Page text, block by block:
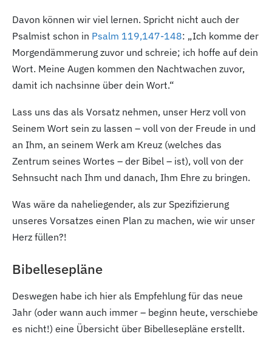
Davon können wir viel lernen. Spricht nicht auch der
Psalmist schon in Psalm 119,147-148: „Ich komme der
Morgendämmerung zuvor und schreie; ich hoffe auf dein
Wort. Meine Augen kommen den Nachtwachen zuvor,
damit ich nachsinne über dein Wort.“
Lass uns das als Vorsatz nehmen, unser Herz voll von
Seinem Wort sein zu lassen – voll von der Freude in und
an Ihm, an seinem Werk am Kreuz (welches das
Zentrum seines Wortes – der Bibel – ist), voll von der
Sehnsucht nach Ihm und danach, Ihm Ehre zu bringen.
Was wäre da naheliegender, als zur Spezifizierung
unseres Vorsatzes einen Plan zu machen, wie wir unser
Herz füllen?!
Bibellesepläne
Deswegen habe ich hier als Empfehlung für das neue
Jahr (oder wann auch immer – beginn heute, verschiebe
es nicht!) eine Übersicht über Bibellesepläne erstellt.